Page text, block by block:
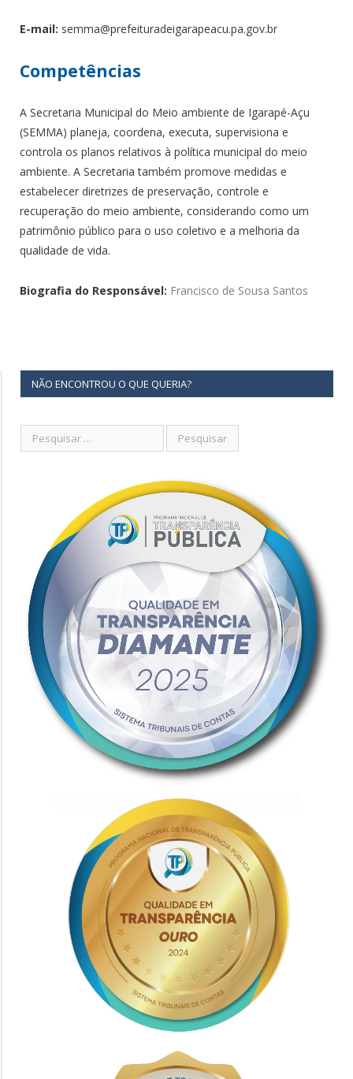
E-mail: semma@prefeituradeigarapeacu.pa.gov.br
Competências
A Secretaria Municipal do Meio ambiente de Igarapé-Açu
(SEMMA) planeja, coordena, executa, supervisiona e
controla os planos relativos à política municipal do meio
ambiente. A Secretaria também promove medidas e
estabelecer diretrizes de preservação, controle e
recuperação do meio ambiente, considerando como um
patrimônio público para o uso coletivo e a melhoria da
qualidade de vida.
Biografia do Responsável: Francisco de Sousa Santos
NÃO ENCONTROU O QUE QUERIA?